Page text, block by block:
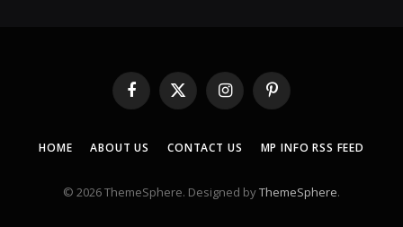
Facebook
X
(Twitter)
InstagramPinterest
HOME ABOUT US CONTACT US MP INFO RSS FEED
© 2026 ThemeSphere. Designed byThemeSphere.